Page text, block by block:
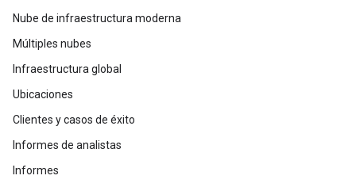
Nube de infraestructura moderna
Múltiples nubes
Infraestructura global
Ubicaciones
Clientes y casos de éxito
Informes de analistas
Informes